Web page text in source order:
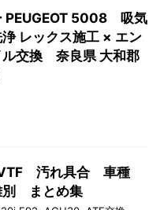
PEUGEOT 5008 吸気
レックス施工 × エン
ル交換 奈良県 大和郡
汚れ具合 車種
別 まとめ集